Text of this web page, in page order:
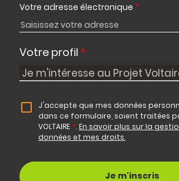
Votre adresse électronique *
Votre profil *
J'accepte que mes données
dans ce formulaire, soient traitées
VOLTAIRE *.En savoir plus sur la
données et mes droits.